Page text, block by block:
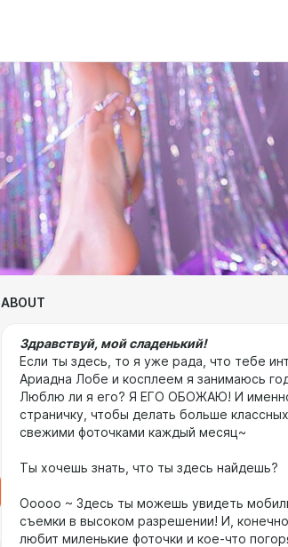
ABOUT
Здравствуй, мой сладенький!
Если ты здесь, то я уже рада, что тебе
Ариадна Лобе и косплеем я занимаюсь
Люблю ли я его? Я ЕГО ОБОЖАЮ! И
страничку, чтобы делать больше
свежими фоточками каждый месяц~
Ты хочешь знать, что ты здесь найдешь?
Ооооо ~ Здесь ты можешь увидеть
съемки в высоком разрешении! И,
любит миленькие фоточки и кое-что